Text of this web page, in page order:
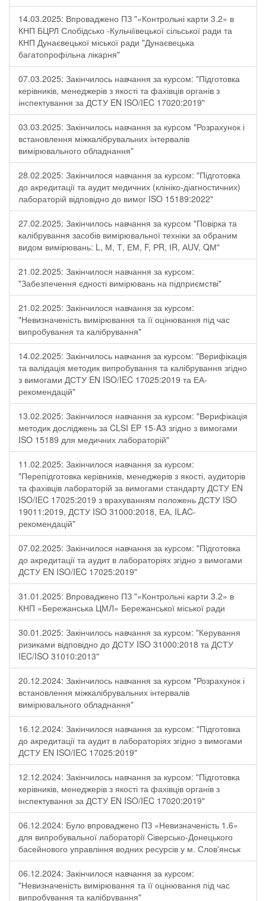
14.03.2025: Впроваджено ПЗ "«Контрольні карти 3.2» в
КНП БЦРЛ Слобідсько -Кульчіївецької сільської ради та
КНП Дунаєвецької міської ради "Дунаєвецька
багатопрофільна лікарня"
07.03.2025: Закінчилось навчання за курсом: "Підготовка
керівників, менеджерів з якості та фахівців органів з
інспектування за ДСТУ EN ISO/IEC 17020:2019"
03.03.2025: Закінчилось навчання за курсом "Розрахунок і
встановлення міжкалібрувальних інтервалів
вимірювального обладнання"
28.02.2025: Закінчилося навчання за курсом: "Підготовка
до акредитації та аудит медичних (клініко-діагностичних)
лабораторій відповідно до вимог ISO 15189:2022"
27.02.2025: Закінчилось навчання за курсом "Повірка та
калібрування засобів вимірювальної техніки за обраним
видом вимірювань: L, М, Т, ЕМ, F, РR, ІR, АUV, QМ"
21.02.2025: Закінчилося навчання за курсом:
"Забезпечення єдності вимірювань на підприємстві"
21.02.2025: Закінчилося навчання за курсом:
"Невизначеність вимірювання та її оцінювання під час
випробування та калібрування"
14.02.2025: Закінчилось навчання за курсом: "Верифікація
та валідація методик випробування та калібрування згідно
з вимогами ДСТУ EN ISO/IEC 17025:2019 та ЕА-
рекомендацій"
13.02.2025: Закінчилося навчання за курсом: "Верифікація
методик досліджень за CLSI EP 15-A3 згідно з вимогами
ISO 15189 для медичних лабораторій"
11.02.2025: Закінчилося навчання за курсом:
"Перепідготовка керівників, менеджерів з якості, аудиторів
та фахівців лабораторій за вимогами стандарту ДСТУ EN
ISO/IEC 17025:2019 з врахуванням положень ДСТУ ISO
19011:2019, ДСТУ ISO 31000:2018, ЕА, ILAC-
рекомендацій"
07.02.2025: Закінчилося навчання за курсом: "Підготовка
до акредитації та аудит в лабораторіях згідно з вимогами
ДСТУ EN ISO/IEC 17025:2019"
31.01.2025: Впроваджено ПЗ "«Контрольні карти 3.2» в
КНП «Бережанська ЦМЛ» Бережанської міської ради
30.01.2025: Закінчилось навчання за курсом: "Керування
ризиками відповідно до ДСТУ ISO 31000:2018 та ДСТУ
IEC/ISO 31010:2013"
20.12.2024: Закінчилось навчання за курсом "Розрахунок і
встановлення міжкалібрувальних інтервалів
вимірювального обладнання"
16.12.2024: Закінчилося навчання за курсом: "Підготовка
до акредитації та аудит в лабораторіях згідно з вимогами
ДСТУ EN ISO/IEC 17025:2019"
12.12.2024: Закінчилось навчання за курсом: "Підготовка
керівників, менеджерів з якості та фахівців органів з
інспектування за ДСТУ EN ISO/IEC 17020:2019"
06.12.2024: Було впроваджено ПЗ «Невизначеність 1.6»
для випробувальної лабораторії Cіверсько-Донецького
басейнового управління водних ресурсів у м. Слов'янськ
06.12.2024: Закінчилося навчання за курсом:
"Невизначеність вимірювання та її оцінювання під час
випробування та калібрування"